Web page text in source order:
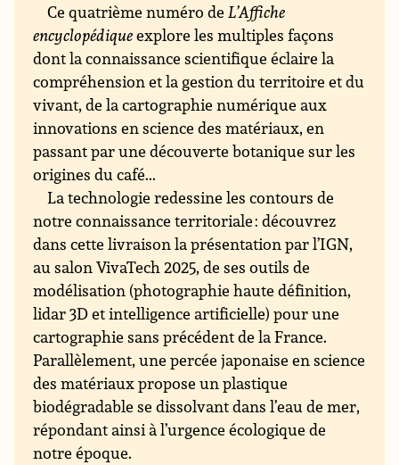
Ce quatrième numéro deL’Affiche
encyclopédiqueexplore les multiples façons
dont la connaissance scientifique éclaire la
compréhension et la gestion du territoire et du
vivant, de la cartographie numérique aux
innovations en science des matériaux, en
passant par une découverte botanique sur les
origines du café...
La technologie redessine les contours de
notre connaissance territoriale : découvrez
dans cette livraison la présentation par l’IGN,
au salon VivaTech 2025, de ses outils de
modélisation (photographie haute définition,
lidar 3D et intelligence artificielle) pour une
cartographie sans précédent de la France.
Parallèlement, une percée japonaise en science
des matériaux propose un plastique
biodégradable se dissolvant dans l’eau de mer,
répondant ainsi à l’urgence écologique de
notre époque.